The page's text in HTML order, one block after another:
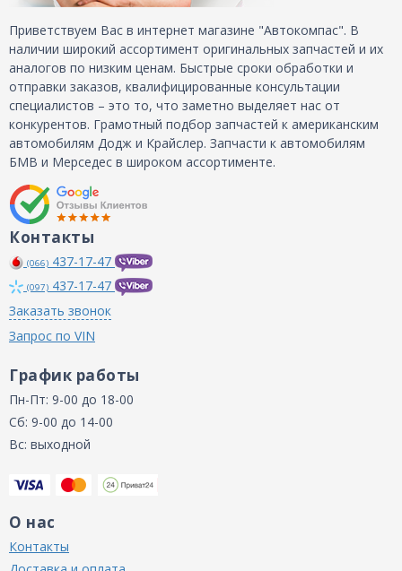
Приветствуем Вас в интернет магазине "Автокомпас". В
наличии широкий ассортимент оригинальных запчастей и их
аналогов по низким ценам. Быстрые сроки обработки и
отправки заказов, квалифицированные консультации
специалистов – это то, что заметно выделяет нас от
конкурентов. Грамотный подбор запчастей к американским
автомобилям Додж и Крайслер. Запчасти к автомобилям
БМВ и Мерседес в широком ассортименте.
Контакты
(066) 437-17-47
(097) 437-17-47
Заказать звонок
Запрос по VIN
График работы
Пн-Пт: 9-00 до 18-00
Сб: 9-00 до 14-00
Вс: выходной
О нас
Контакты